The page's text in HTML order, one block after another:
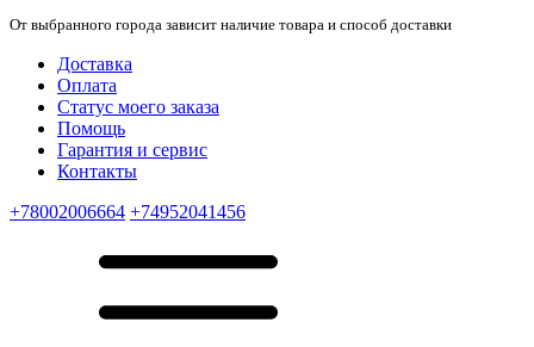
От выбранного города зависит наличие товара и способ доставки
Доставка
Оплата
Статус моего заказа
Помощь
Гарантия и сервис
Контакты
+78002006664 +74952041456